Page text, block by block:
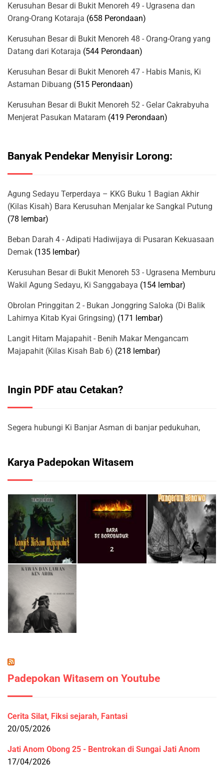
Kerusuhan Besar di Bukit Menoreh 49 - Ugrasena dan
Orang-Orang Kotaraja (658 Perondaan)
Kerusuhan Besar di Bukit Menoreh 48 - Orang-Orang yang
Datang dari Kotaraja (544 Perondaan)
Kerusuhan Besar di Bukit Menoreh 47 - Habis Manis, Ki
Astaman Dibuang (515 Perondaan)
Kerusuhan Besar di Bukit Menoreh 52 - Gelar Cakrabyuha
Menjerat Pasukan Mataram (419 Perondaan)
Banyak Pendekar Menyisir Lorong:
Agung Sedayu Terperdaya – KKG Buku 1 Bagian Akhir
(Kilas Kisah) Bara Kerusuhan Menjalar ke Sangkal Putung
(78 lembar)
Beban Darah 4 - Adipati Hadiwijaya di Pusaran Kekuasaan
Demak (135 lembar)
Kerusuhan Besar di Bukit Menoreh 53 - Ugrasena Memburu
Wakil Agung Sedayu, Ki Sanggabaya (154 lembar)
Obrolan Pringgitan 2 - Bukan Jonggring Saloka (Di Balik
Lahirnya Kitab Kyai Gringsing) (171 lembar)
Langit Hitam Majapahit - Benih Makar Mengancam
Majapahit (Kilas Kisah Bab 6) (218 lembar)
Ingin PDF atau Cetakan?
Segera hubungi Ki Banjar Asman di banjar pedukuhan,
Karya Padepokan Witasem
Padepokan Witasem on Youtube
Cerita Silat, Fiksi sejarah, Fantasi
20/05/2026
Jati Anom Obong 25 - Bentrokan di Sungai Jati Anom
17/04/2026